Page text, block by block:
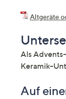
Altgeräte
Als
Keramik-
Auf